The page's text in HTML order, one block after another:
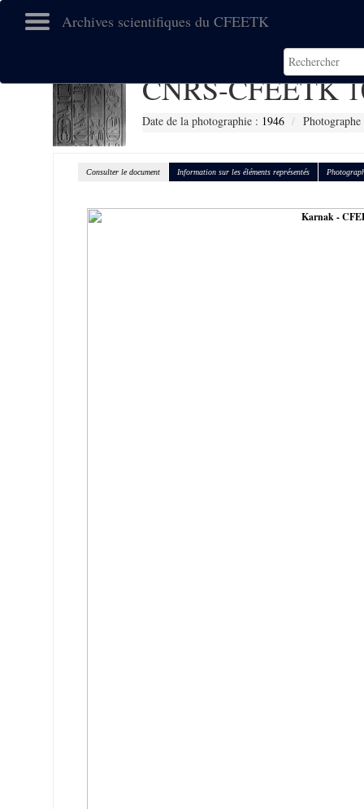
Archives scientifiques du CFEETK
CNRS-CFEETK
Date de la photographie : 1946
Consulter le document Information sur les éléments représentés